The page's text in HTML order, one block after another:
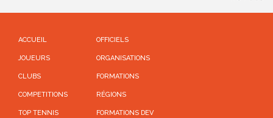
ACCUEIL
JOUEURS
CLUBS
COMPETITIONS
TOP TENNIS
OFFICIELS
ORGANISATIONS
FORMATIONS
RÉGIONS
FORMATIONS DEV